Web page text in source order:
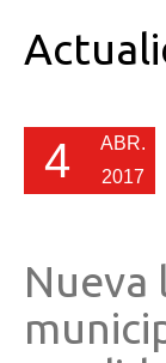
4
ABR.
2017
Nueva